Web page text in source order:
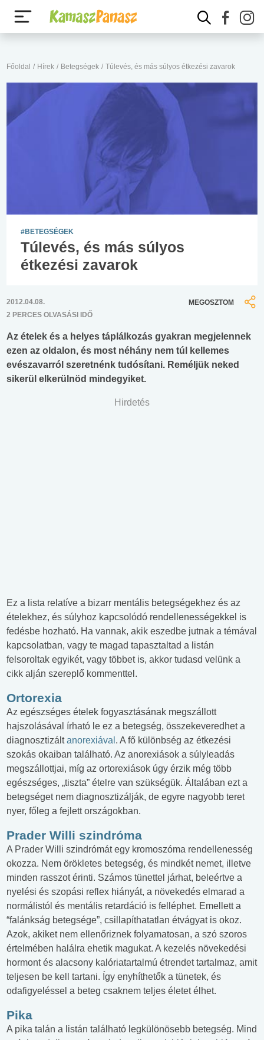
Főoldal / Hírek / Betegségek / Túlevés, és más súlyos étkezési zavarok
#BETEGSÉGEK
Túlevés, és más súlyos
étkezési zavarok
2012.04.08.
2 PERCES OLVASÁSI IDŐ
MEGOSZTOM
Az ételek és a helyes táplálkozás gyakran megjelennek
ezen az oldalon, és most néhány nem túl kellemes
evészavarról szeretnénk tudósítani. Reméljük neked
sikerül elkerülnöd mindegyiket.
Hirdetés
Ez a lista relatíve a bizarr mentális betegségekhez és az
ételekhez, és súlyhoz kapcsolódó rendellenességekkel is
fedésbe hozható. Ha vannak, akik eszedbe jutnak a témával
kapcsolatban, vagy te magad tapasztaltad a listán
felsoroltak egyikét, vagy többet is, akkor tudasd velünk a
cikk alján szereplő kommenttel.
Ortorexia
Az egészséges ételek fogyasztásának megszállott
hajszolásával írható le ez a betegség, összekeveredhet a
diagnosztizáltanorexiával . A fő különbség az étkezési
szokás okaiban található. Az anorexiások a súlyleadás
megszállottjai, míg az ortorexiások úgy érzik még több
egészséges, „tiszta” ételre van szükségük. Általában ezt a
betegséget nem diagnosztizálják, de egyre nagyobb teret
nyer, főleg a fejlett országokban.
Prader Willi szindróma
A Prader Willi szindrómát egy kromoszóma rendellenesség
okozza. Nem örökletes betegség, és mindkét nemet, illetve
minden rasszot érinti. Számos tünettel járhat, beleértve a
nyelési és szopási reflex hiányát, a növekedés elmarad a
normálistól és mentális retardáció is felléphet. Emellett a
“falánkság betegsége”, csillapíthatatlan étvágyat is okoz.
Azok, akiket nem ellenőriznek folyamatosan, a szó szoros
értelmében halálra ehetik magukat. A kezelés növekedési
hormont és alacsony kalóriatartalmú étrendet tartalmaz, amit
teljesen be kell tartani. Így enyhíthetők a tünetek, és
odafigyeléssel a beteg csaknem teljes életet élhet.
Pika
A pika talán a listán található legkülönösebb betegség. Mind